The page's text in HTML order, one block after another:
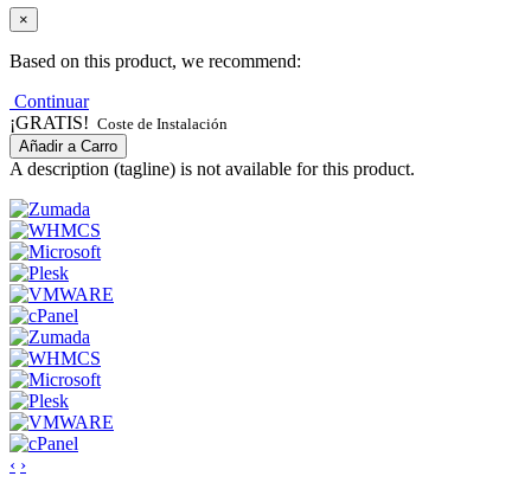
×
Based on this product, we recommend:
Continuar
¡GRATIS! Coste de Instalación
Añadir a Carro
A description (tagline) is not available for this product.
‹ ›